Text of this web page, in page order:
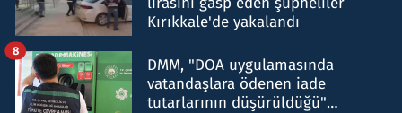
Kırıkkale'de yakalandı
DMM, "DOA uygulamasında
vatandaşlara ödenen iade
tutarlarının düşürüldüğü"
8